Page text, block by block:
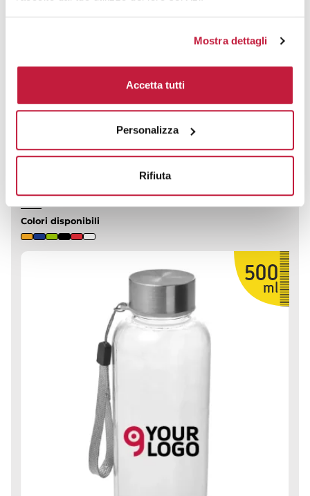
Mostra dettagli
Accetta tutti
Personalizza
Rifiuta
CALCOLA PREVENTIVO
Borraccia Marcel Tritan 500ml BPA Free con tappo acciaio e cinturino
MP8941
Tritan™
Ø 6.6 x 20 cm
Colori disponibili